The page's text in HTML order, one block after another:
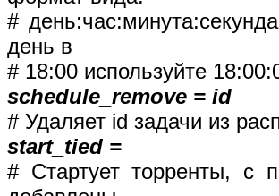
#
день в
# 18:00 используйте
schedule_remove = id
# Удаляет id задачи из
start_tied =
# Стартует торренты, с